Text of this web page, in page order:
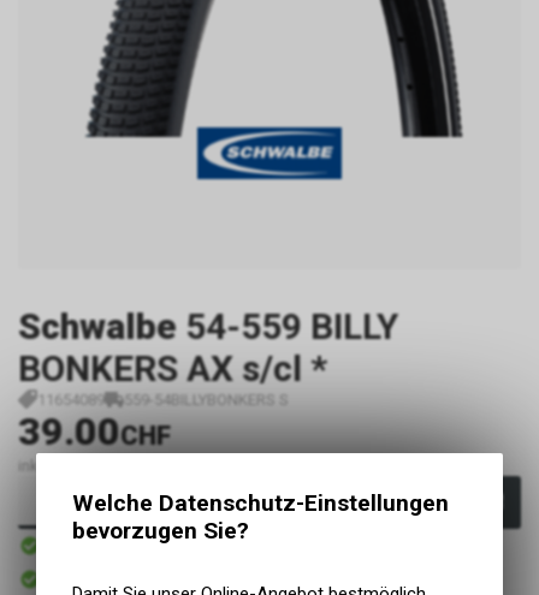
Schwalbe 54-559 BILLY
BONKERS AX s/cl *
11654089 559-54BILLYBONKERS S
39.00CHF
inkl. MwSt., zzgl.
In den Warenkorb
Sofort verfügbar
Abholung Lüscher Motor- & Bike World
Welche Datenschutz-Einstellungen
bevorzugen Sie?